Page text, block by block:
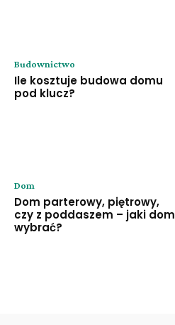
Budownictwo
Ile kosztuje budowa domu
pod klucz?
Dom
Dom parterowy, piętrowy,
czy z poddaszem – jaki dom
wybrać?